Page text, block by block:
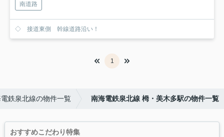
南道路
◇ 接道東側 幹線道路沿い！
1
鉄泉北線の物件一覧 南海電鉄泉北線 栂・美木多駅の物件一覧
おすすめこだわり特集